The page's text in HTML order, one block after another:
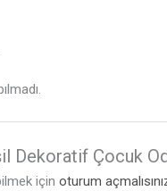
Dekoratif Çocuk
içinoturum